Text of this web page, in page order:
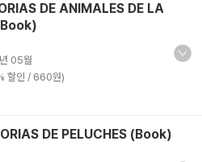
DE ANIMALES DE LA
05월
할인 / 660원)
DE PELUCHES (Book)